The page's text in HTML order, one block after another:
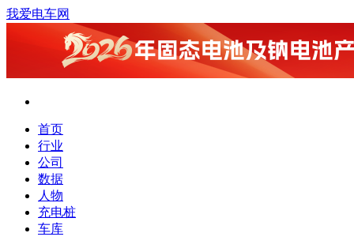
我爱电车网
首页
行业
公司
数据
人物
充电桩
车库